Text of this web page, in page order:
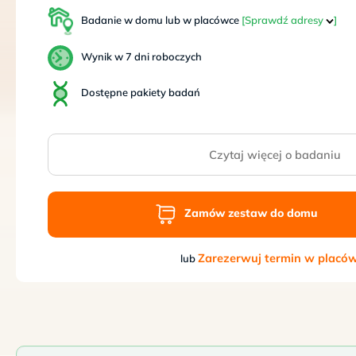
9–
Badanie w domu lub w placówce [Sprawdź adresy ]
Wynik w 7 dni roboczych
Dostępne pakiety badań
Czytaj więcej o badaniu
Zamów zestaw do domu
lubZarezerwuj termin w